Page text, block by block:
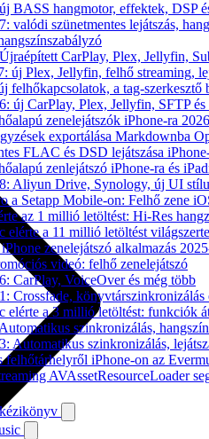
BASS hangmotor, effektek, DSP
valódi szünetmentes lejátszás,
CarPlay, Plex, Jellyfin,
új Plex, Jellyfin, felhő streaming,
felhőkapcsolatok, a tag-szerkesztő
új CarPlay, Plex, Jellyfin, SFTP
zenelejátszók iPhone-ra
exportálása Markdownba
FLAC és DSD lejátszása
zenlejátszó iPhone-ra és
Aliyun Drive, Synology, új UI
a Setapp Mobile-on: Felhő zene
az 1 millió letöltést: Hi-Res
elérte a 11 millió letöltést világszerte
zenelejátszó alkalmazás
videó: felhő zenelejátszó
CarPlay, VoiceOver és még több
Crossfade, könyvtárszinkronizálás
elérte a 3 millió letöltést: funkciók
szinkronizálás,
Automatikus szinkronizálás,
felhőtárhelyről iPhone-on az
AVAssetResourceLoader